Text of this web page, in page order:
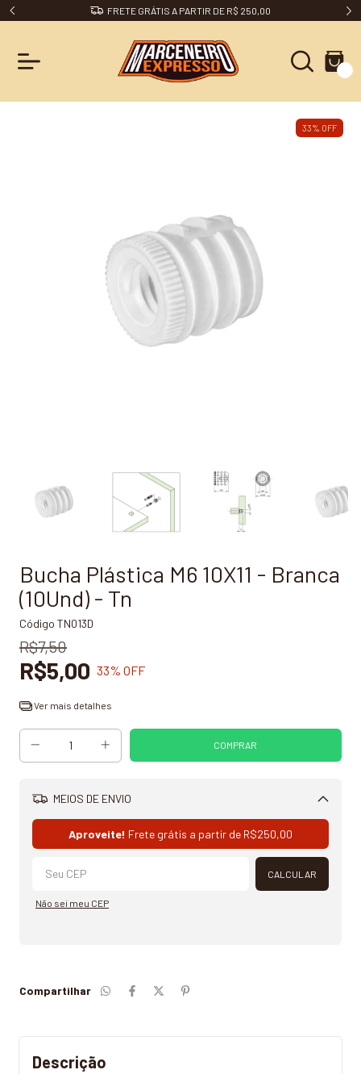
FRETE GRÁTIS A PARTIR DE R$ 250,00
33% OFF
Bucha Plástica M6 10X11 - Branca
(10Und) - Tn
Código TN013D
R$7,50
R$5,00 33% OFF
Ver mais detalhes
MEIOS DE ENVIO
Aproveite! Frete grátis a partir de R$250,00
CALCULAR
Não sei meu CEP
Compartilhar
Descrição